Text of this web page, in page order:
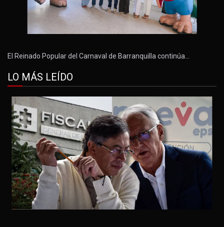
El Reinado Popular del Carnaval de Barranquilla continúa…
LO MÁS LEÍDO